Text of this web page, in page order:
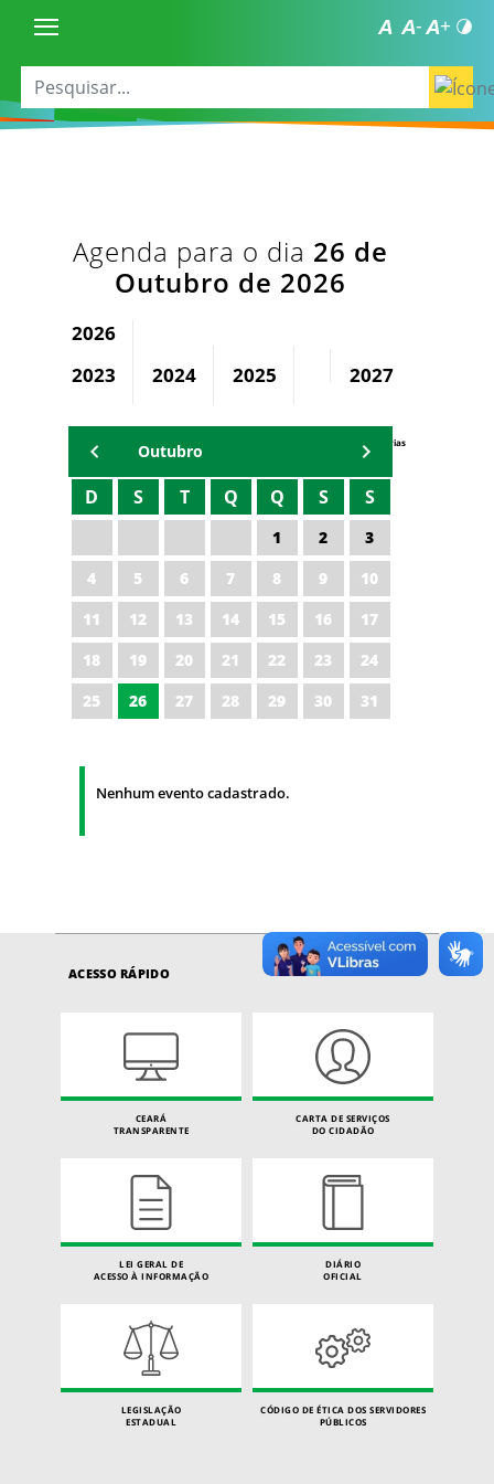
Agenda para o dia 26 de
Outubro de 2026
2026
2023
2024 2025 2027
Agenda Secretárias
Outubro
D S T Q Q S S
1 2
3
4
5 6 7 8 9
10
11
12 13 14 15 16
17
18
19 20 21 22 23
24
25
26 27 28 29 30 31
Nenhum evento cadastrado.
ACESSO RÁPIDO
CEARÁ
TRANSPARENTE
CARTA DE SERVIÇOS
DO CIDADÃO
LEI GERAL DE
ACESSO À INFORMAÇÃO
DIÁRIO
OFICIAL
LEGISLAÇÃO
ESTADUAL
CÓDIGO DE ÉTICA DOS SERVIDORES
PÚBLICOS